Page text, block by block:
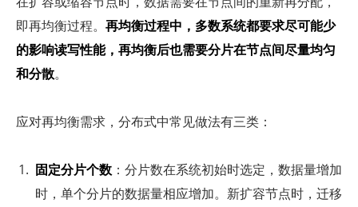
即再均衡过程。 再均衡过程中，多数系统都要求尽可能少
的影响读写性能，再均衡后也需要分片在节点间尽量均匀
和分散。
应对再均衡需求，分布式中常见做法有三类：
固定分片个数 ：分片数在系统初始时选定，数据量增加
时，单个分片的数据量相应增加。新扩容节点时，迁移